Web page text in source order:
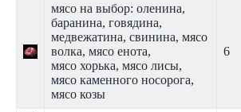
мясо на выбор: оленина,
баранина, говядина,
медвежатина, свинина, мясо
волка, мясо енота,
мясо хорька, мясо лисы,
мясо каменного носорога,
мясо козы
6